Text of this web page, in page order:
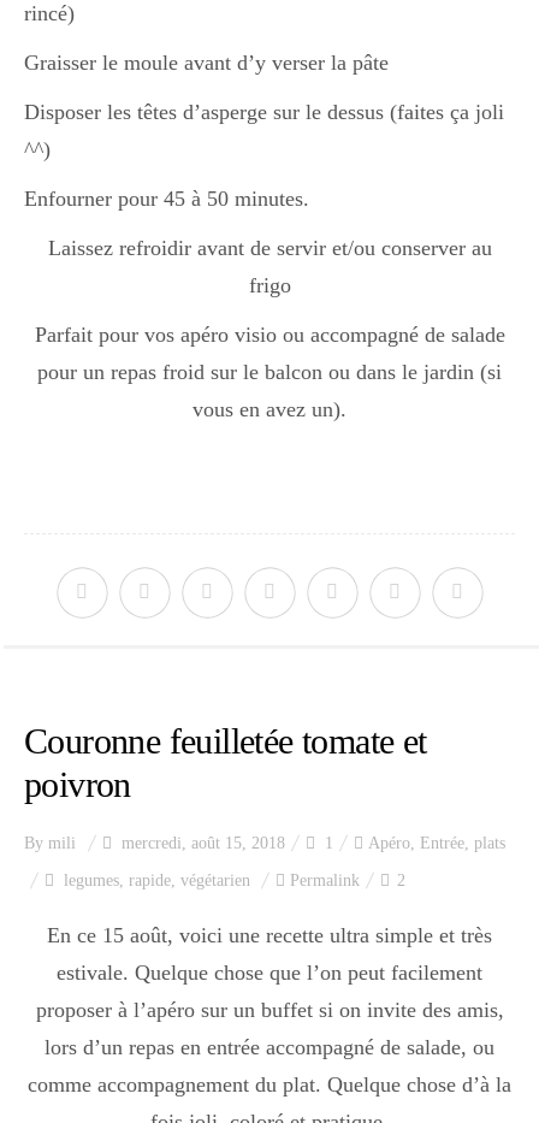
Boulette
rincé)
Graisser le moule avant d’y verser la pâte
Disposer les têtes d’asperge sur le dessus (faites ça joli
^^)
Enfourner pour 45 à 50 minutes.
Laissez refroidir avant de servir et/ou conserver au
frigo
Parfait pour vos apéro visio ou accompagné de salade
pour un repas froid sur le balcon ou dans le jardin (si
vous en avez un).
Couronne feuilletée tomate et
poivron
By mili mercredi, août 15, 2018 1 Apéro, Entrée, plats
legumes, rapide, végétarien Permalink 2
En ce 15 août, voici une recette ultra simple et très
estivale. Quelque chose que l’on peut facilement
proposer à l’apéro sur un buffet si on invite des amis,
lors d’un repas en entrée accompagné de salade, ou
comme accompagnement du plat. Quelque chose d’à la